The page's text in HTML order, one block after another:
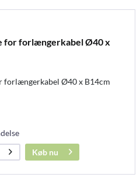
for forlængerkabel Ø40 x
forlængerkabel Ø40 x B14cm
Køb nu